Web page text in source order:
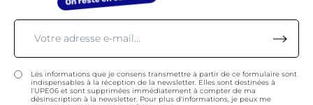
Les informations que je consens transmettre à partir de ce formulaire sont
indispensables à la réception de la newsletter. Elles sont destinées à
l'UPE06 et sont supprimées immédiatement à compter de ma
désinscription à la newsletter. Pour plus d'informations, je peux me